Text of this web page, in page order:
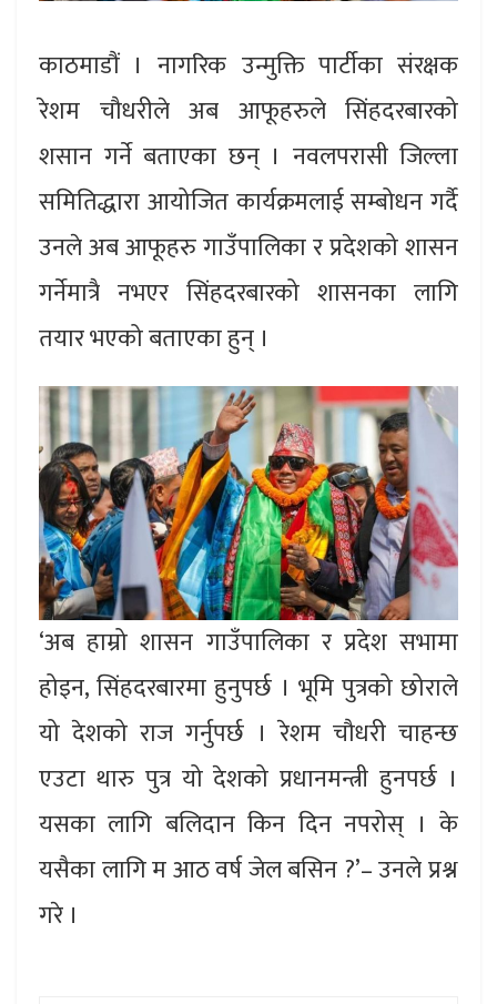
काठमाडौं । नागरिक उन्मुक्ति पार्टीका संरक्षक
रेशम चौधरीले अब आफूहरुले सिंहदरबारको
शसान गर्ने बताएका छन् । नवलपरासी जिल्ला
समितिद्धारा आयोजित कार्यक्रमलाई सम्बोधन गर्दै
उनले अब आफूहरु गाउँपालिका र प्रदेशको शासन
गर्नेमात्रै नभएर सिंहदरबारको शासनका लागि
तयार भएको बताएका हुन् ।
‘अब हाम्रो शासन गाउँपालिका र प्रदेश सभामा
होइन, सिंहदरबारमा हुनुपर्छ । भूमि पुत्रको छोराले
यो देशको राज गर्नुपर्छ । रेशम चौधरी चाहन्छ
एउटा थारु पुत्र यो देशको प्रधानमन्त्री हुनपर्छ ।
यसका लागि बलिदान किन दिन नपरोस् । के
यसैका लागि म आठ वर्ष जेल बसिन ?’– उनले प्रश्न
गरे ।